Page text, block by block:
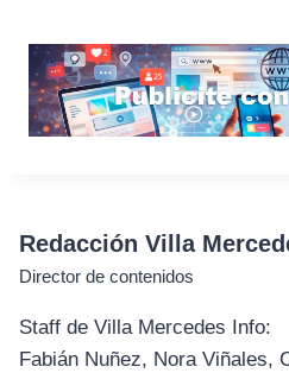
Redacción Villa
Director de contenidos
Staff de Villa Mercedes Info:
Fabián Nuñez, Nora Viñales,